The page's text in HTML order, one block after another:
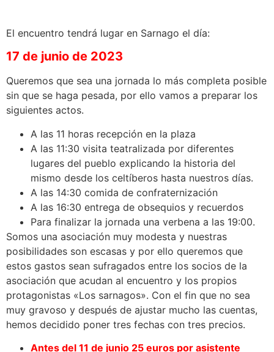
El encuentro tendrá lugar en Sarnago el día:
17 de junio de 2023
Queremos que sea una jornada lo más completa posible
sin que se haga pesada, por ello vamos a preparar los
siguientes actos.
A las 11 horas recepción en la plaza
A las 11:30 visita teatralizada por diferentes
lugares del pueblo explicando la historia del
mismo desde los celtíberos hasta nuestros días.
A las 14:30 comida de confraternización
A las 16:30 entrega de obsequios y recuerdos
Para finalizar la jornada una verbena a las 19:00.
Somos una asociación muy modesta y nuestras
posibilidades son escasas y por ello queremos que
estos gastos sean sufragados entre los socios de la
asociación que acudan al encuentro y los propios
protagonistas «Los sarnagos». Con el fin que no sea
muy gravoso y después de ajustar mucho las cuentas,
hemos decidido poner tres fechas con tres precios.
Antes del 11 de junio 25 euros por asistente